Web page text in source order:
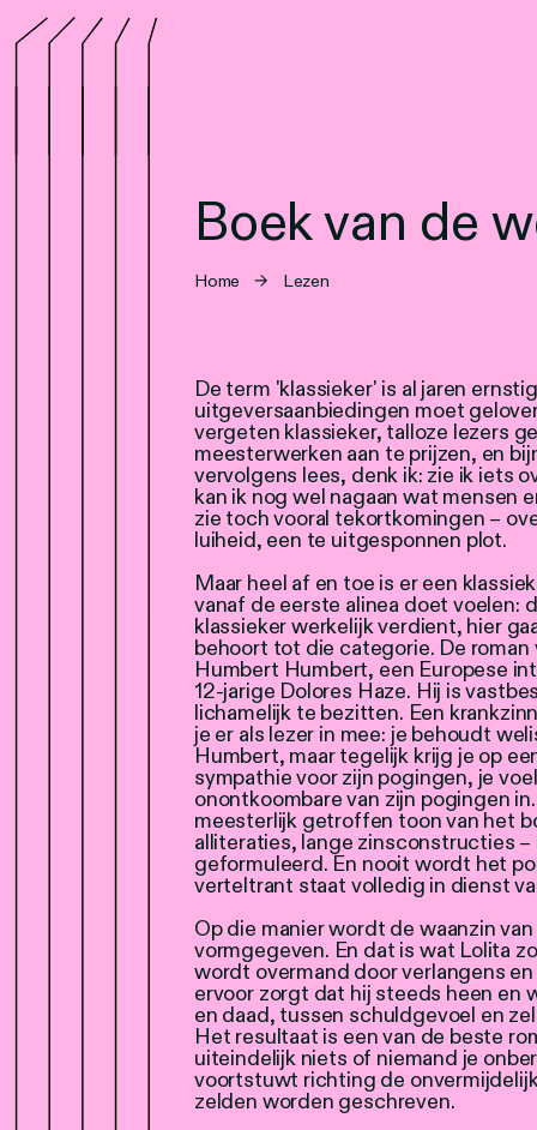
Boek van de
Home → Lezen
De term 'klassieker' is al jaren
uitgeversaanbiedingen moet
vergeten klassieker, talloze lezers
meesterwerken aan te prijzen, en
vervolgens lees, denk ik: zie ik iets
kan ik nog wel nagaan wat mensen
zie toch vooral tekortkomingen –
luiheid, een te uitgesponnen plot.
Maar heel af en toe is er een
vanaf de eerste alinea doet voelen:
klassieker werkelijk verdient, hier
behoort tot die categorie. De roman
Humbert Humbert, een Europese
12-jarige Dolores Haze. Hij is
lichamelijk te bezitten. Een
je er als lezer in mee: je behoudt
Humbert, maar tegelijk krijg je op
sympathie voor zijn pogingen, je
onontkoombare van zijn pogingen
meesterlijk getroffen toon van het
alliteraties, lange zinsconstructies
geformuleerd. En nooit wordt het
verteltrant staat volledig in dienst
Op die manier wordt de waanzin
vormgegeven. En dat is wat Lolita
wordt overmand door verlangens
ervoor zorgt dat hij steeds heen en
en daad, tussen schuldgevoel en
Het resultaat is een van de beste
uiteindelijk niets of niemand je
voortstuwt richting de
zelden worden geschreven.